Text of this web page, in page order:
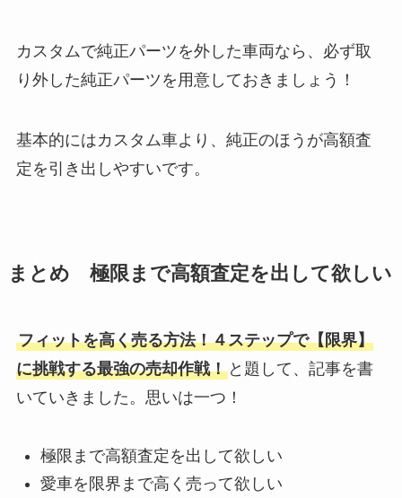
カスタムで純正パーツを外した車両なら、必ず取
り外した純正パーツを用意しておきましょう！
基本的にはカスタム車より、純正のほうが高額査
定を引き出しやすいです。
まとめ 極限まで高額査定を出して欲しい
フィットを高く売る方法！４ステップで【限界】
に挑戦する最強の売却作戦！と題して、記事を書
いていきました。思いは一つ！
極限まで高額査定を出して欲しい
愛車を限界まで高く売って欲しい